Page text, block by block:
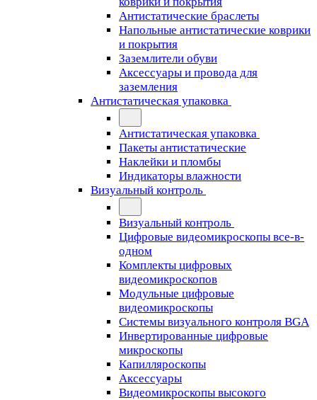
Антистатические браслеты
Напольные антистатические коврики
и покрытия
Заземлители обуви
Аксессуары и провода для
заземления
Антистатическая упаковка
Антистатическая упаковка
Пакеты антистатические
Наклейки и пломбы
Индикаторы влажности
Визуальный контроль
Визуальный контроль
Цифровые видеомикроскопы все-в-
одном
Комплекты цифровых
видеомикроскопов
Модульные цифровые
видеомикроскопы
Cистемы визуального контроля BGA
Инвертированные цифровые
микроскопы
Капилляроскопы
Аксессуары
Видеомикроскопы высокого